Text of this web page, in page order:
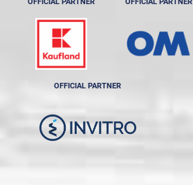
OFFICIAL PARTNER OFFICIAL PARTNER
OFFICIAL PARTNER